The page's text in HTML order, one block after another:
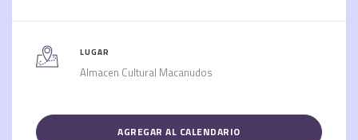
LUGAR
Almacen Cultural Macanudos
AGREGAR AL CALENDARIO